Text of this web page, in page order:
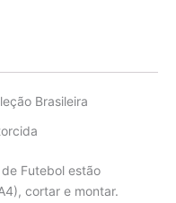
Brasileira
Futebol estão
cortar e montar.